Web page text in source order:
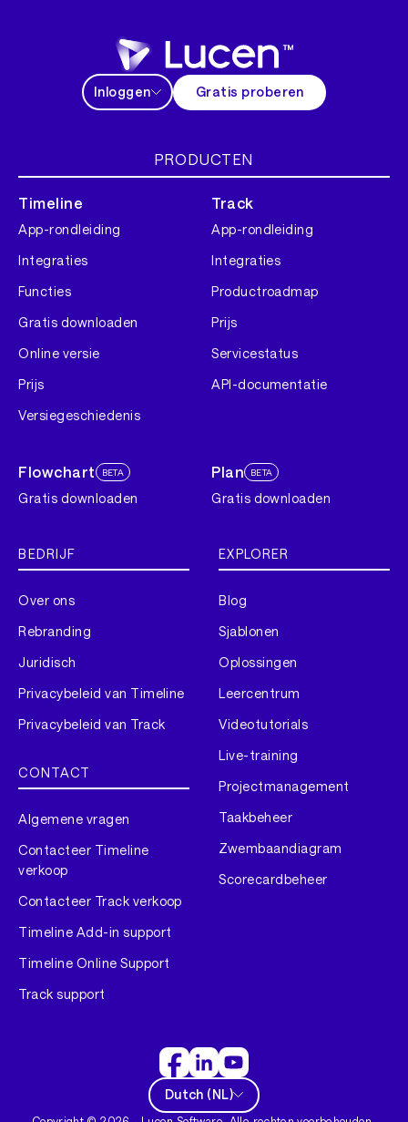
Inloggen Gratis proberen
PRODUCTEN
Timeline
App-rondleiding
Integraties
Functies
Gratis downloaden
Online versie
Prijs
Versiegeschiedenis
Track
App-rondleiding
Integraties
Productroadmap
Prijs
Servicestatus
API-documentatie
Flowchart BETA
Gratis downloaden
Plan BETA
Gratis downloaden
BEDRIJF
Over ons
Rebranding
Juridisch
Privacybeleid van Timeline
Privacybeleid van Track
CONTACT
Algemene vragen
Contacteer Timeline
verkoop
Contacteer Track verkoop
Timeline Add-in support
Timeline Online Support
Track support
EXPLORER
Blog
Sjablonen
Oplossingen
Leercentrum
Videotutorials
Live-training
Projectmanagement
Taakbeheer
Zwembaandiagram
Scorecardbeheer
Dutch (NL)